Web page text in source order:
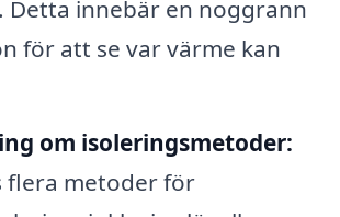
Detta innebär en noggrann
för att se var värme kan
om isoleringsmetoder:
flera metoder för